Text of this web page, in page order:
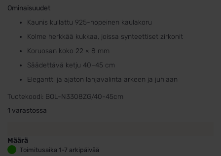
Ominaisuudet
Kaunis kullattu 925-hopeinen kaulakoru
Kolme herkkää kukkaa, joissa synteettiset zirkonit
Koruosan koko 22 × 8 mm
Säädettävä ketju 40–45 cm
Elegantti ja ajaton lahjavalinta arkeen ja juhlaan
Tuotekoodi: BOL-N3308ZG/40-45cm
1 varastossa
Määrä
KullattuToimitusaika 1-7 arkipäivää